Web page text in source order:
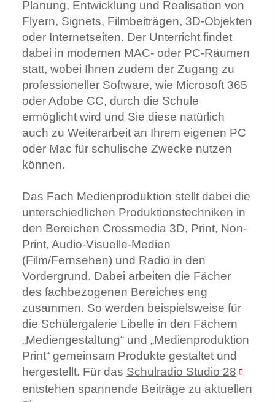
Planung, Entwicklung und Realisation von
Flyern, Signets, Filmbeiträgen, 3D-Objekten
oder Internetseiten. Der Unterricht findet
dabei in modernen MAC- oder PC-Räumen
statt, wobei Ihnen zudem der Zugang zu
professioneller Software, wie Microsoft 365
oder Adobe CC, durch die Schule
ermöglicht wird und Sie diese natürlich
auch zu Weiterarbeit an Ihrem eigenen PC
oder Mac für schulische Zwecke nutzen
können.
Das Fach Medienproduktion stellt dabei die
unterschiedlichen Produktionstechniken in
den Bereichen Crossmedia 3D, Print, Non-
Print, Audio-Visuelle-Medien
(Film/Fernsehen) und Radio in den
Vordergrund. Dabei arbeiten die Fächer
des fachbezogenen Bereiches eng
zusammen. So werden beispielsweise für
die Schülergalerie Libelle in den Fächern
„Mediengestaltung“ und „Medienproduktion
Print“ gemeinsam Produkte gestaltet und
hergestellt. Für das Schulradio Studio 28
entstehen spannende Beiträge zu aktuellen